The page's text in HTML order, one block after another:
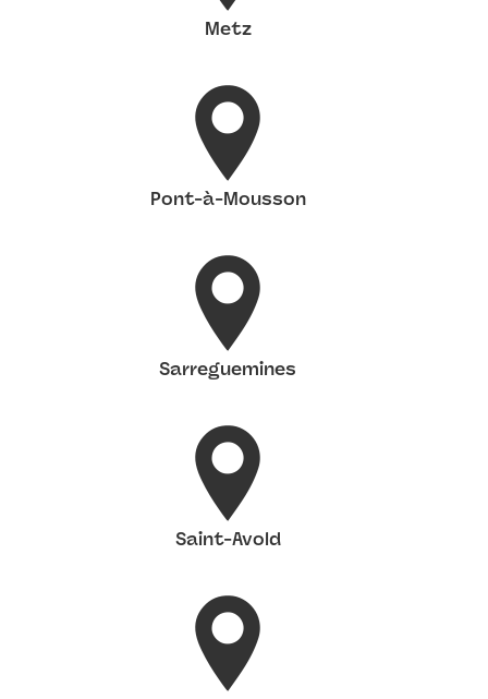
Metz
Pont-à-Mousson
Sarreguemines
Saint-Avold